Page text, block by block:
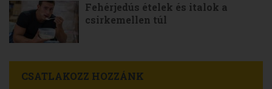
Fehérjedús ételek és italok a
csirkemellen túl
CSATLAKOZZ HOZZÁNK